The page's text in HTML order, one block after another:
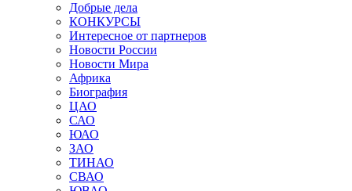
Добрые дела
КОНКУРСЫ
Интересное от партнеров
Новости России
Новости Мира
Африка
Биография
ЦАО
САО
ЮАО
ЗАО
ТИНАО
СВАО